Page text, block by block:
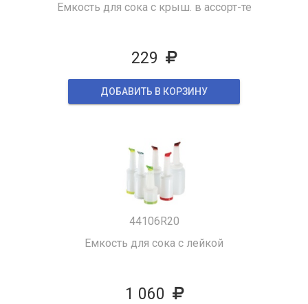
Емкость для сока с крыш. в ассорт-те
229
ДОБАВИТЬ В КОРЗИНУ
44106R20
Емкость для сока с лейкой
1 060